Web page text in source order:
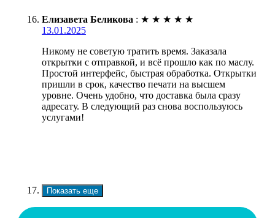
Елизавета Беликова : ★ ★ ★ ★ ★
13.01.2025
Никому не советую тратить время. Заказала
открытки с отправкой, и всё прошло как по маслу.
Простой интерфейс, быстрая обработка. Открытки
пришли в срок, качество печати на высшем
уровне. Очень удобно, что доставка была сразу
адресату. В следующий раз снова воспользуюсь
услугами!
Показать еще